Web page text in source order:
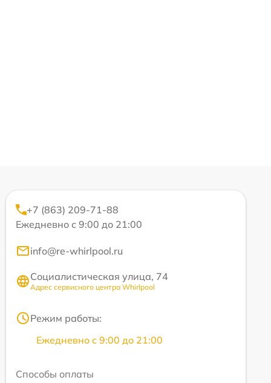
+7 (863) 209-71-88
Ежедневно с 9:00 до 21:00
info@re-whirlpool.ru
Социалистическая улица, 74
Адрес сервисного центра Whirlpool
Режим работы:
Ежедневно с 9:00 до 21:00
Способы оплаты